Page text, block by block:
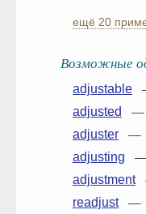
ещё 20
Возможные
adjustable
adjusted —
adjuster —
adjusting —
adjustment—
readjust—